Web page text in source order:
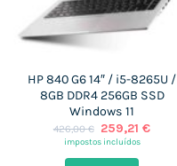
HP 840 G6 14″ / i5-8265U /
8GB DDR4 256GB SSD
Windows 11
426,00€ O
preço
259,21€O
impostos incluídos